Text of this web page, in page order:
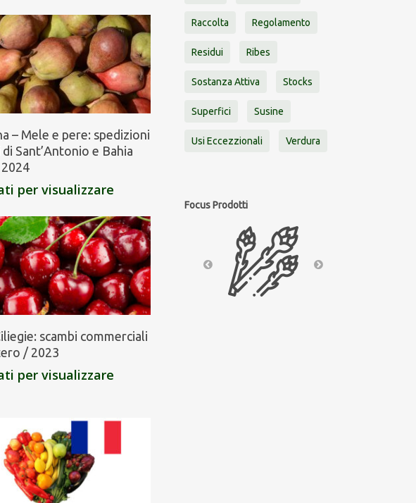
– Mele e pere: spedizioni
Sant’Antonio e Bahia
per visualizzare
scambi commerciali
/ 2023
per visualizzare
Raccolta Regolamento
Residui Ribes
Sostanza Attiva Stocks
Superfici Susine
Usi Eccezzionali Verdura
Focus Prodotti